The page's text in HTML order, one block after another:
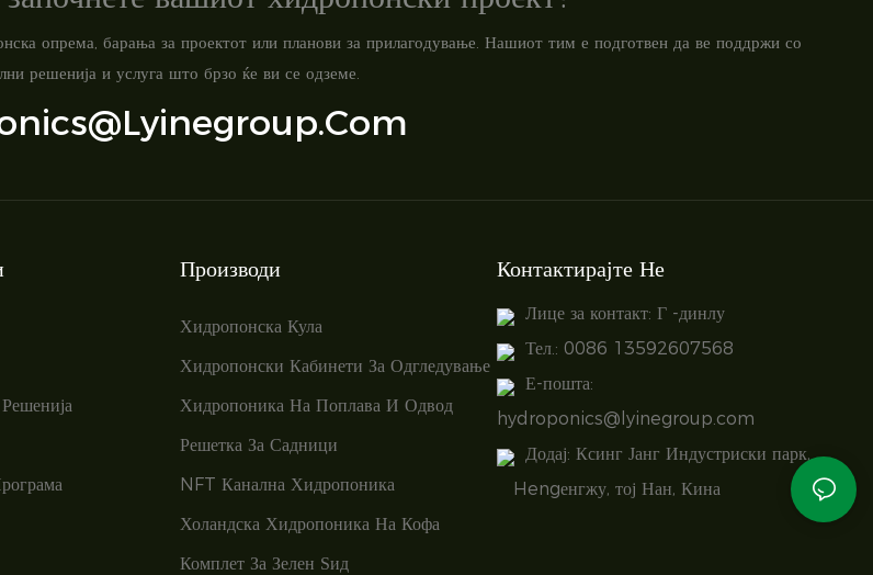
опрема, барања за проектот или планови за прилагодување. Нашиот тим е подготвен да ве поддржи со
решенија и услуга што брзо ќе ви се одземе.
Производи
Хидропонска Кула
Хидропонски Кабинети За Одгледување
Хидропоника На Поплава И Одвод
Решетка За Садници
NFT Канална Хидропоника
Холандска Хидропоника На Кофа
Комплет За Зелен Ѕид
Контактирајте Не
Лице за контакт: Г -динлу
Тел.: 0086 13592607568
Е-пошта:
hydroponics@lyinegroup.com
Додај: Ксинг Јанг Индустриски парк,
Hengенгжу, тој Нан, Кина